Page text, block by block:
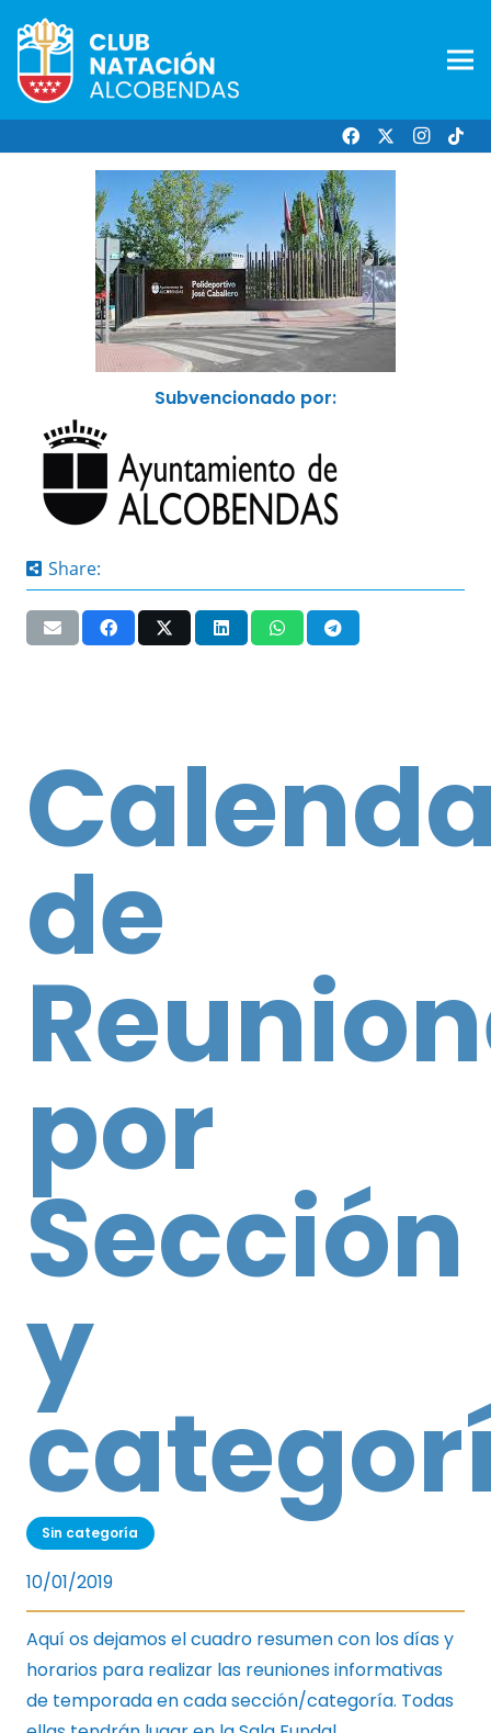
Subvencionado por:
Share:
de
por
Sección
y
Sin categoría
10/01/2019
Aquí os dejamos el cuadro resumen con los días y
horarios para realizar las reuniones informativas
de temporada en cada sección/categoría. Todas